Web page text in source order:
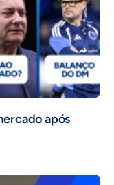
após